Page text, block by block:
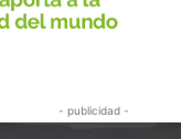
- publicidad -